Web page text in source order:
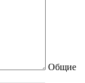
Общие